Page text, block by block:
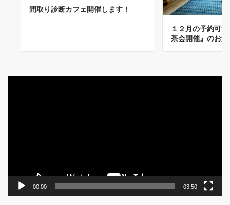
間取り診断カフェ開催します！
１２月の予約可
茶会開催』のお
00:00 03:50